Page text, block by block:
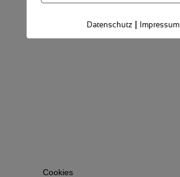
Cookies
Datenschutz | Impressum